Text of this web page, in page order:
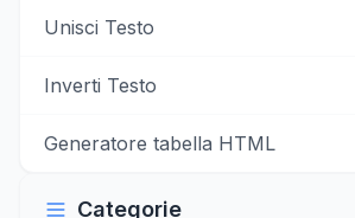
Unisci Testo
Inverti Testo
Generatore tabella HTML
Categorie